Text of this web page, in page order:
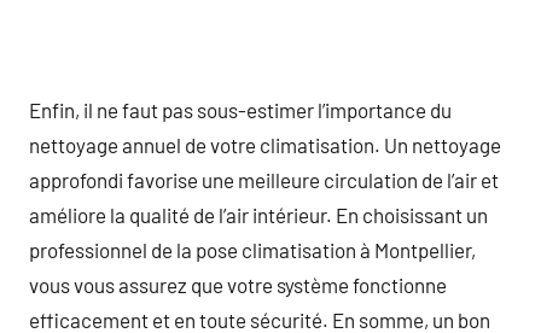
Enfin, il ne faut pas sous-estimer l’importance du
nettoyage annuel de votre climatisation. Un nettoyage
approfondi favorise une meilleure circulation de l’air et
améliore la qualité de l’air intérieur. En choisissant un
professionnel de la pose climatisation à Montpellier,
vous vous assurez que votre système fonctionne
efficacement et en toute sécurité. En somme, un bon